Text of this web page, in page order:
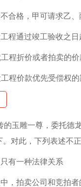
合格，甲可请求乙
程通过竣工验收之
程折价或者拍卖的
程价款优先受偿权的
的玉雕一尊，委托德
对此，下列表述不
有一种法律关系
，拍卖公司和竞拍